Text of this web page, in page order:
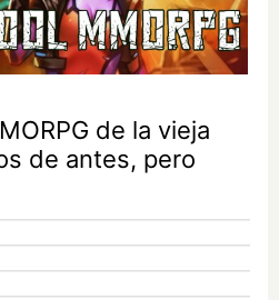
de la vieja
de antes, pero